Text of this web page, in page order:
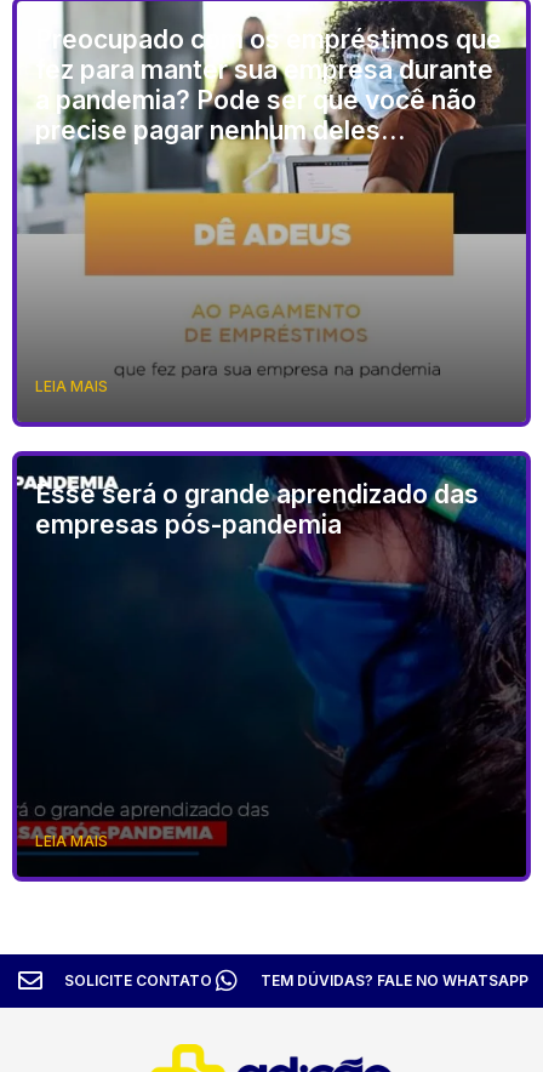
Preocupado com os empréstimos que
fez para manter sua empresa durante
a pandemia? Pode ser que você não
precise pagar nenhum deles…
LEIA MAIS
Esse será o grande aprendizado das
empresas pós-pandemia
LEIA MAIS
SOLICITE CONTATO TEM DÚVIDAS? FALE NO WHATSAPP